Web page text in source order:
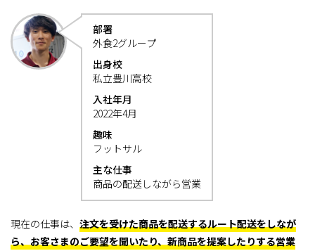
部署
外食2グループ
出身校
私立豊川高校
入社年月
2022年4月
趣味
フットサル
主な仕事
商品の配送しながら営業
現在の仕事は、 注文を受けた商品を配送するルート配送をしなが
ら、お客さまのご要望を聞いたり、新商品を提案したりする営業